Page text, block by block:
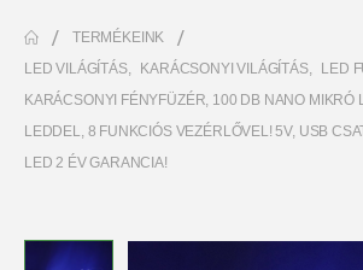
TERMÉKEINK
LED VILÁGÍTÁS, KARÁCSONYI VILÁGÍTÁS,
LED
KARÁCSONYI FÉNYFÜZÉR, 100 DB NANO MIKRÓ
LEDDEL, 8 FUNKCIÓS VEZÉRLŐVEL! 5V, USB
LED 2 ÉV GARANCIA!